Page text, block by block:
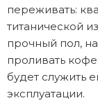
переживать:
титанической
прочный пол,
проливать
будет служить
эксплуатации.